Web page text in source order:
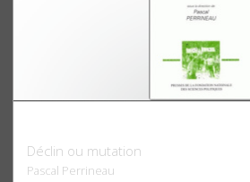
Déclin ou mutation
Pascal Perrineau